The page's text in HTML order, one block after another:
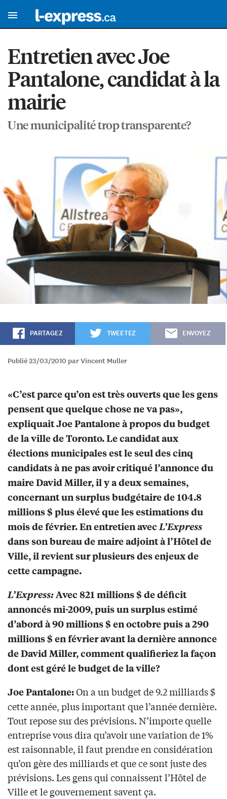
Entretien avec Joe
Pantalone, candidat à la
mairie
Une municipalité trop transparente?
PARTAGEZ TWEETEZ ENVOYEZ
Publié 23/03/2010 par Vincent Muller
«C’est parce qu’on est très ouverts que les gens
pensent que quelque chose ne va pas»,
expliquait Joe Pantalone à propos du budget
de la ville de Toronto. Le candidat aux
élections municipales est le seul des cinq
candidats à ne pas avoir critiqué l’annonce du
maire David Miller, il y a deux semaines,
concernant un surplus budgétaire de 104.8
millions $ plus élevé que les estimations du
mois de février. En entretien avecL’Express
dans son bureau de maire adjoint à l’Hôtel de
Ville, il revient sur plusieurs des enjeux de
cette campagne.
L’Express:Avec 821 millions $ de déficit
annoncés mi-2009, puis un surplus estimé
d’abord à 90 millions $ en octobre puis a 290
millions $ en février avant la dernière annonce
de David Miller, comment qualifieriez la façon
dont est géré le budget de la ville?
Joe Pantalone:On a un budget de 9.2 milliards $
cette année, plus important que l’année dernière.
Tout repose sur des prévisions. N’importe quelle
entreprise vous dira qu’avoir une variation de 1%
est raisonnable, il faut prendre en considération
qu’on gère des milliards et que ce sont juste des
prévisions. Les gens qui connaissent l’Hôtel de
Ville et le gouvernement savent ça.